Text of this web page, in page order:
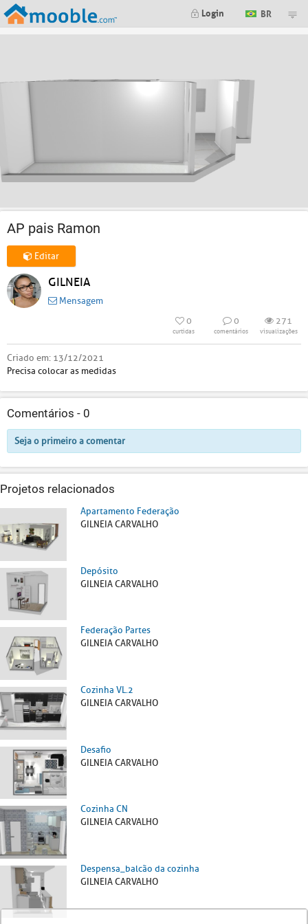
Login BR
AP pais Ramon
Editar
GILNEIA
Mensagem
0
curtidas
0
comentários
271
visualizações
Criado em: 13/12/2021
Precisa colocar as medidas
Comentários - 0
Seja o primeiro a comentar
Projetos relacionados
Apartamento Federação
GILNEIA CARVALHO
Depósito
GILNEIA CARVALHO
Federação Partes
GILNEIA CARVALHO
Cozinha VL.2
GILNEIA CARVALHO
Desafio
GILNEIA CARVALHO
Cozinha CN
GILNEIA CARVALHO
Despensa_balcão da cozinha
GILNEIA CARVALHO